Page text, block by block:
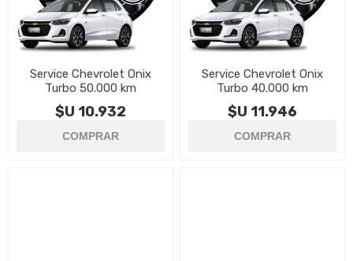
Service Chevrolet Onix
Turbo 50.000 km
$U 10.932
Service Chevrolet Onix
Turbo 40.000 km
$U 11.946